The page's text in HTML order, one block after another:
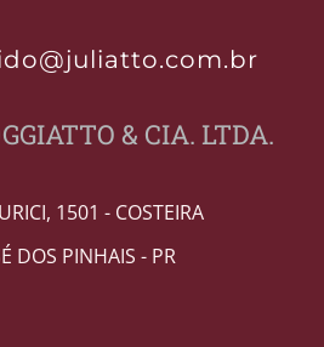
& CIA. LTDA.
1501 - COSTEIRA
DOS PINHAIS - PR